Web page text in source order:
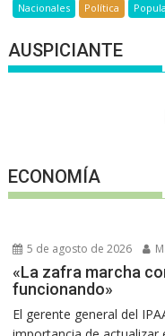
Nacionales Política
AUSPICIANTE
ECONOMÍA
5 de agosto de 2026
«La zafra marcha
funcionando»
El gerente general del